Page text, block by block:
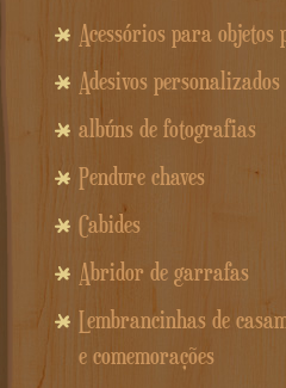
Acessórios para objetos
Adesivos personalizados
albúns de fotografias
Pendure chaves
Cabides
Abridor de garrafas
Lembrancinhas de
e comemorações